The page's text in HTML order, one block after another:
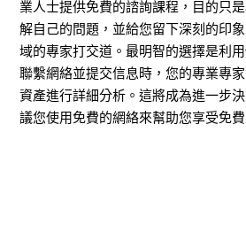
業人士提供免費的諮詢課程，目的只
解自己的問題，並給您留下深刻的印
域的專家打交道。最明智的選擇是利
聯繫網絡並提交信息時，您的專業專
資產進行詳細分析。這將成為進一步
議您使用免費的網絡來幫助您享受免